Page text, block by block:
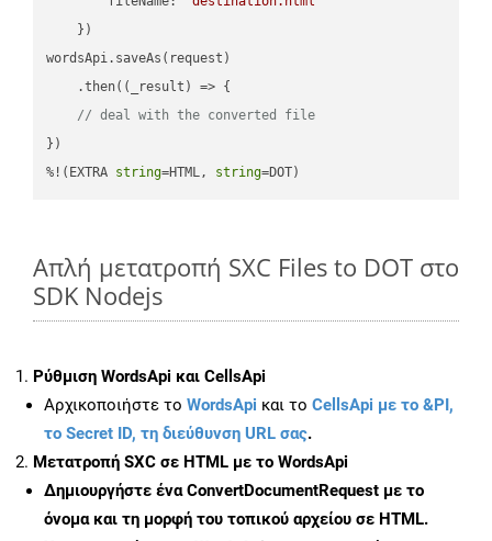
    })
wordsApi.saveAs(request)
    .then(
( _result ) => {
// deal with the converted file
})
%!(EXTRA string=HTML, string=DOT)
Απλή μετατροπή SXC Files to DOT στο
SDK Nodejs
Ρύθμιση WordsApi και CellsApi
Αρχικοποιήστε το WordsApi και το CellsApi με το &PI,
το Secret ID, τη διεύθυνση URL σας.
Μετατροπή SXC σε HTML με το WordsApi
Δημιουργήστε έναConvertDocumentRequest με το
όνομα και τη μορφή του τοπικού αρχείου σε HTML.